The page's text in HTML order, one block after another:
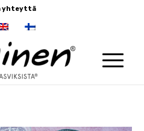
yhteyttä